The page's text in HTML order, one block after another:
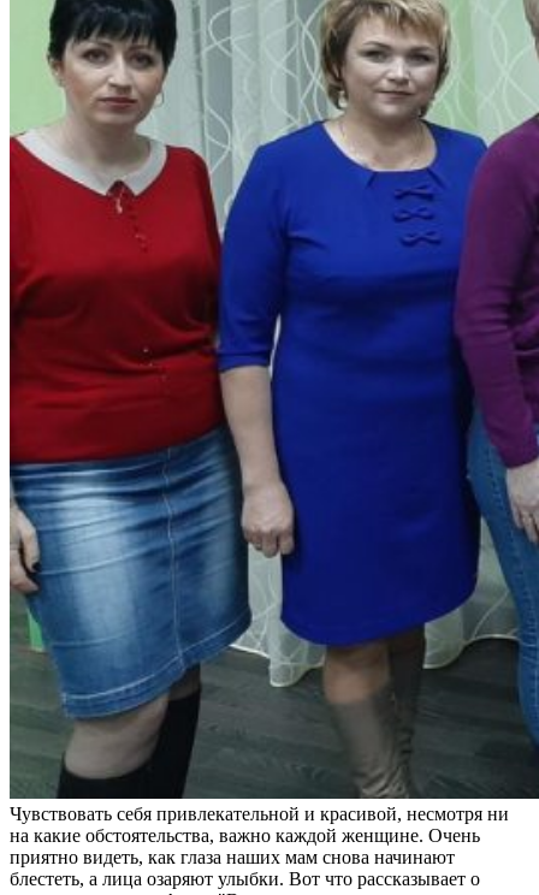
Чувствовать себя привлекательной и красивой, несмотря ни
на какие обстоятельства, важно каждой женщине. Очень
приятно видеть, как глаза наших мам снова начинают
блестеть, а лица озаряют улыбки. Вот что рассказывает о